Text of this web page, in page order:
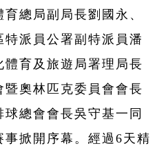
總局副局長劉國永、
派員公署副特派員潘
育及旅遊局署理局長
奧林匹克委員會會長
總會會長吳守基一同
掀開序幕。經過6天精